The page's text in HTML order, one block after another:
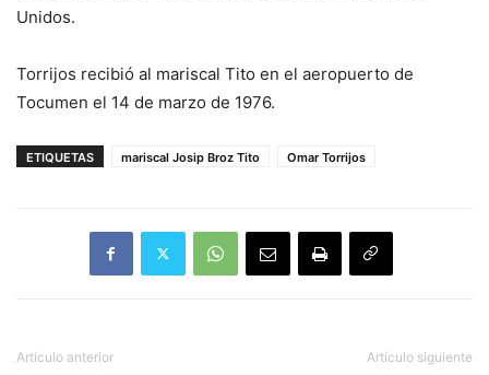
Unidos.
Torrijos recibió al mariscal Tito en el aeropuerto de
Tocumen el 14 de marzo de 1976.
ETIQUETAS mariscal Josip Broz Tito Omar Torrijos
Artículo anterior Artículo siguiente